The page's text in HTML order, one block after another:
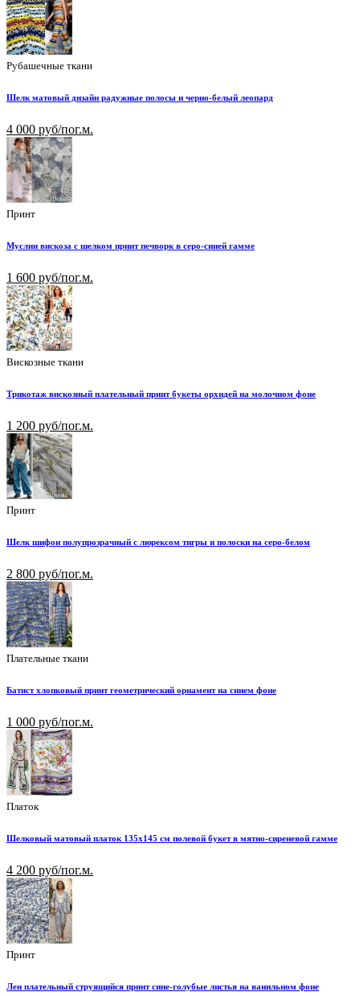
Рубашечные ткани
Шелк матовый дизайн радужные полосы и черно-белый леопард
4 000 руб/пог.м.
Принт
Муслин вискоза с шелком принт печворк в серо-синей гамме
1 600 руб/пог.м.
Вискозные ткани
Трикотаж вискозный плательный принт букеты орхидей на молочном фоне
1 200 руб/пог.м.
Принт
Шелк шифон полупрозрачный с люрексом тигры и полоски на серо-белом
2 800 руб/пог.м.
Плательные ткани
Батист хлопковый принт геометрический орнамент на синем фоне
1 000 руб/пог.м.
Платок
Шелковый матовый платок 135х145 см полевой букет в мятно-сиреневой гамме
4 200 руб/пог.м.
Принт
Лен плательный струящийся принт сине-голубые листья на ванильном фоне